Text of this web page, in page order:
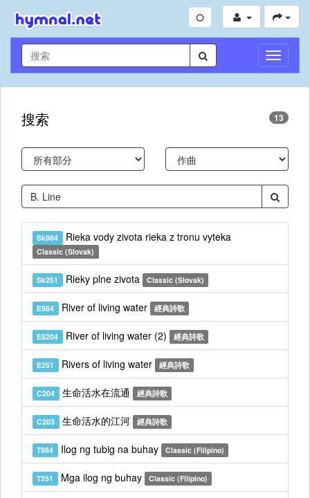
切
換
導
搜索 13
Sk984 Rieka vody zivota rieka z tronu vyteka
Classic (Slovak)
Sk251 Rieky plne zivota Classic (Slovak)
E984 River of living water 經典詩歌
E8204 River of living water (2) 經典詩歌
E251 Rivers of living water 經典詩歌
C204 生命活水在流通 經典詩歌
C203 生命活水的江河 經典詩歌
T984 Ilog ng tubig na buhay Classic (Filipino)
T251 Mga ilog ng buhay Classic (Filipino)